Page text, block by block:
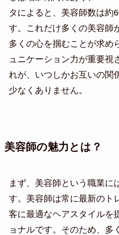
タによると、美容師数は約
す。これだけ多くの美容師
多くの心を掴むことが求め
ュニケーション力が重要視
れが、いつしかお互いの関
少なくありません。
美容師の魅力とは？
まず、美容師という職業に
す。美容師は常に最新のト
客に最適なヘアスタイルを
ョナルです。そのため、多